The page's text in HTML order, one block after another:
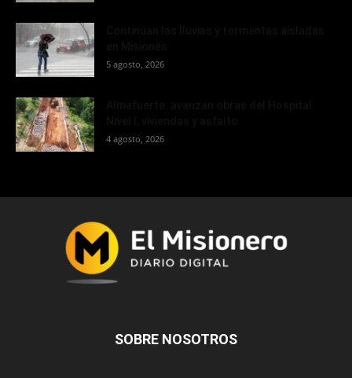
5 agosto, 2026
4 agosto, 2026
SOBRE NOSOTROS